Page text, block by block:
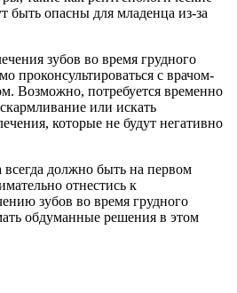
быть опасны для младенца из-за
зубов во время грудного
проконсультироваться с врачом-
Возможно, потребуется временно
или искать
которые не будут негативно
должно быть на первом
отнестись к
зубов во время грудного
обдуманные решения в этом